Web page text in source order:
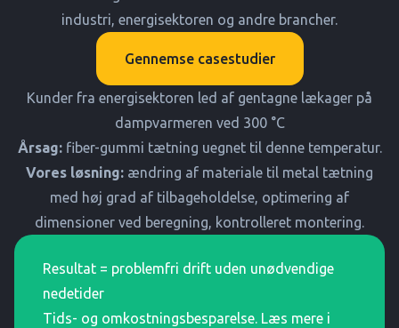
industri, energisektoren og andre brancher.
Gennemse casestudier
Kunder fra energisektoren led af gentagne lækager på
dampvarmeren ved 300 °C
Årsag:fiber-gummi tætning uegnet til denne temperatur.
Vores løsning: ændring af materiale til metal tætning
med høj grad af tilbageholdelse, optimering af
dimensioner ved beregning, kontrolleret montering.
Resultat = problemfri drift uden unødvendige
nedetider
Tids- og omkostningsbesparelse. Læs mere i